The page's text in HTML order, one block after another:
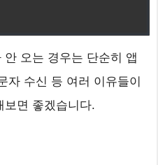
오는 경우는 단순히 앱
자 수신 등 여러 이유들이
보면 좋겠습니다.